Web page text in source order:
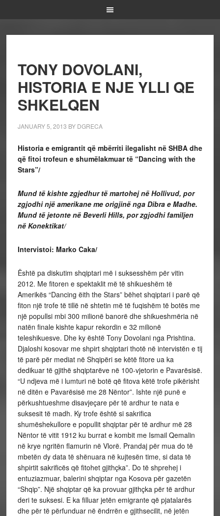
TONY DOVOLANI,
HISTORIA E NJE YLLI QE
SHKELQEN
JANUARY 5, 2013 BY DGRECA
Historia e emigrantit që mbërriti ilegalisht në SHBA dhe
që fitoi trofeun e shumëlakmuar të “Dancing with the
Stars”/
Mund të kishte zgjedhur të martohej në Hollivud, por
zgjodhi një amerikane me origjinë nga Dibra e Madhe.
Mund të jetonte në Beverli Hills, por zgjodhi familjen
në Konektikat/
Intervistoi: Marko Caka/
Është pa diskutim shqiptari më i suksesshëm për vitin
2012. Me fitoren e spektaklit më të shikueshëm të
Amerikës “Dancing ëith the Stars” bëhet shqiptari i parë që
fiton një trofe të tillë në shtetin më të fuqishëm të botës me
një popullsi mbi 300 milionë banorë dhe shikueshmëria në
natën finale kishte kapur rekordin e 32 milionë
teleshikuesve. Dhe ky është Tony Dovolani nga Prishtina.
Djaloshi kosovar me shpirt shqiptari thotë në intervistën e tij
të parë për mediat në Shqipëri se këtë fitore ua ka
dedikuar të gjithë shqiptarëve në 100-vjetorin e Pavarësisë.
“U ndjeva më i lumturi në botë që fitova këtë trofe pikërisht
në ditën e Pavarësisë me 28 Nëntor”. Ishte një punë e
përkushtueshme disavjeçare për të ardhur te nata e
suksesit të madh. Ky trofe është si sakrifica
shumëshekullore e popullit shqiptar për të ardhur më 28
Nëntor të vitit 1912 ku burrat e kombit me Ismail Qemalin
në krye ngritën flamurin në Vlorë. Prandaj për mua do të
mbetën dy data të shënuara në kujtesën time, si data të
shpirtit sakrificës që fitohet gjithçka”. Do të shprehej i
entuziazmuar, balerini shqiptar nga Kosova për gazetën
“Shqip”. Një shqiptar që ka provuar gjithçka për të ardhur
deri te suksesi. E ka filluar jetën emigrante që pjatalarës
dhe për të përfunduar në ëndrrën e gjithsecilit, në jetën